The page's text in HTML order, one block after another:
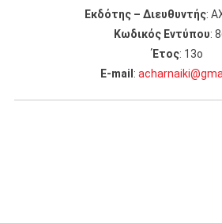
Εκδότης – Διευθυντής:
Κωδικός Εντύπου:
Έτος: 13ο
Ε-mail :